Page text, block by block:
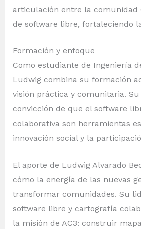
articulación entre la comunidad
de software libre, fortaleciendo
Formación y enfoque
Como estudiante de Ingeniería
Ludwig combina su formación
visión práctica y comunitaria.
convicción de que el software
colaborativa son herramientas
innovación social y la
El aporte de Ludwig Alvarado
cómo la energía de las nuevas
transformar comunidades. Su
software libre y cartografía
la misión de AC3: construir